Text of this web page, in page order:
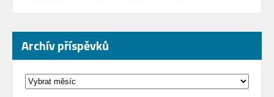
Archív příspěvků
Archív